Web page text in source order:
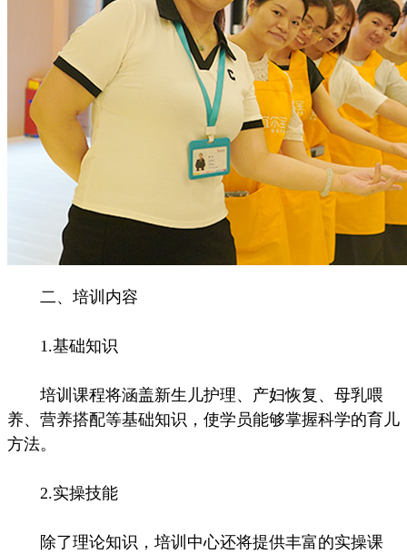
二、培训内容
1.基础知识
培训课程将涵盖新生儿护理、产妇恢复、母乳喂
养、营养搭配等基础知识，使学员能够掌握科学的育儿
方法。
2.实操技能
除了理论知识，培训中心还将提供丰富的实操课